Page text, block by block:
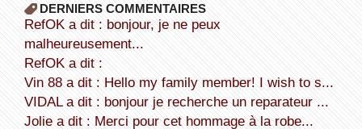
DERNIERS COMMENTAIRES
refOK a dit : bonjour, je ne peux
malheureusement...
refOK a dit :
Vin 88 a dit : Hello my family member! I wish to s...
VIDAL a dit : bonjour je recherche un reparateur ...
Jolie a dit : Merci pour cet hommage à la robe...